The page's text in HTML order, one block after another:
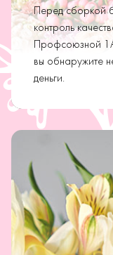
Перед сборкой
контроль
Профсоюзной
вы обнаружите
деньги.